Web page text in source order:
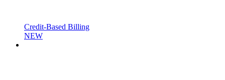
Credit-Based Billing
NEW